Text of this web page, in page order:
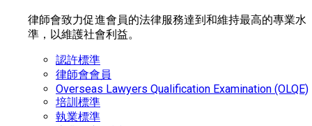
律師會致力促進會員的法律服務達到和維持最高的專業水
準，以維護社會利益。
認許標準
律師會會員
Overseas Lawyers Qualification Examination (OLQE)
培訓標準
執業標準